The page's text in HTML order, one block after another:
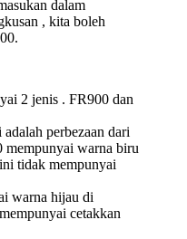
dalam
, kita boleh
2 jenis . FR900 dan
perbezaan dari
mempunyai warna biru
tidak mempunyai
warna hijau di
cetakkan